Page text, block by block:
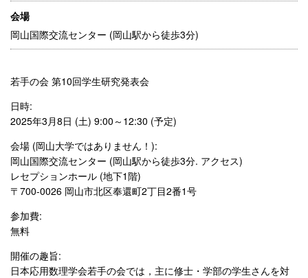
会場
岡山国際交流センター (岡山駅から徒歩3分)
若手の会 第10回学生研究発表会
日時:
2025年3月8日 (土) 9:00～12:30 (予定)
会場 (岡山大学ではありません！):
岡山国際交流センター (岡山駅から徒歩3分. アクセス)
レセプションホール (地下1階)
〒700-0026 岡山市北区奉還町2丁目2番1号
参加費:
無料
開催の趣旨:
日本応用数理学会若手の会では，主に修士・学部の学生さんを対